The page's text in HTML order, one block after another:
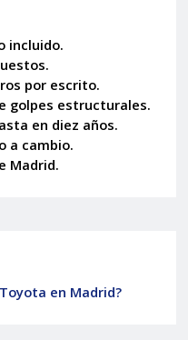
incluido.
por escrito.
golpes estructurales.
en diez años.
a cambio.
Madrid.
en Madrid?